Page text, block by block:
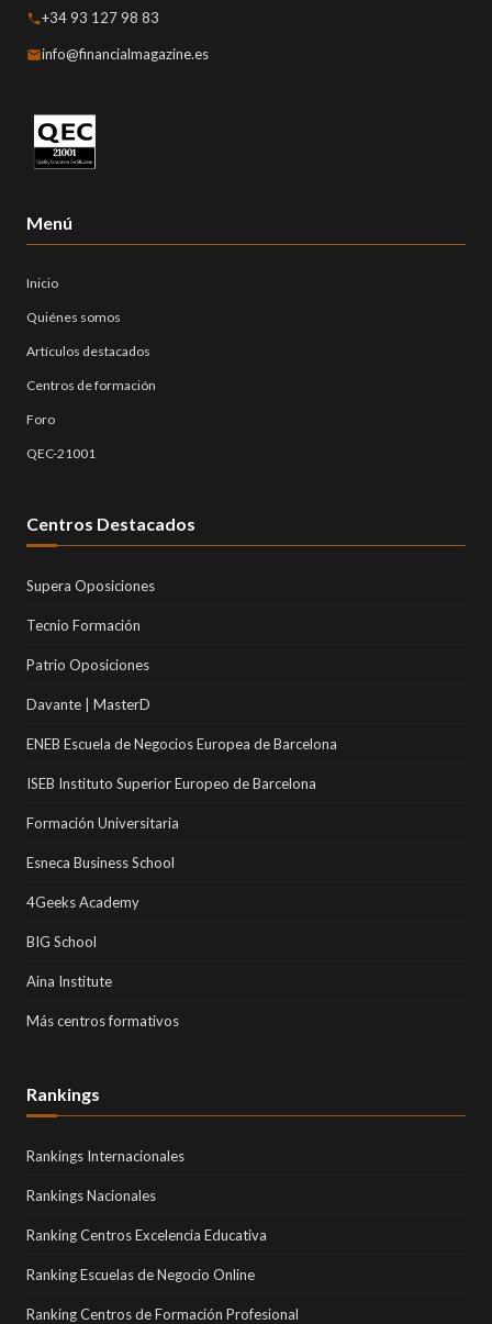
+34 93 127 98 83
info@financialmagazine.es
Menú
Inicio
Quiénes somos
Artículos destacados
Centros de formación
Foro
QEC-21001
Centros Destacados
Supera Oposiciones
Tecnio Formación
Patrio Oposiciones
Davante | MasterD
ENEB Escuela de Negocios Europea de Barcelona
ISEB Instituto Superior Europeo de Barcelona
Formación Universitaria
Esneca Business School
4Geeks Academy
BIG School
Aina Institute
Más centros formativos
Rankings
Rankings Internacionales
Rankings Nacionales
Ranking Centros Excelencia Educativa
Ranking Escuelas de Negocio Online
Ranking Centros de Formación Profesional